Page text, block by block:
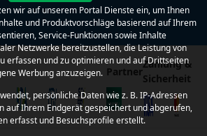
Partner
Zahlung &
Sicherheit
wir auf unserem Portal Dienste ein, um Ihnen
und Produktvorschläge basierend auf Ihrem
Service-Funktionen sowie Inhalte
Netzwerke bereitzustellen, die Leistung von
erfassen und zu optimieren und auf Drittseiten
Werbung anzuzeigen.
persönliche Daten wie z. B. IP-Adressen
auf Ihrem Endgerät gespeichert und abgerufen,
erfasst und Besuchsprofile erstellt.